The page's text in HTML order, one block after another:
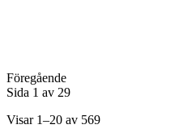
Föregående
Sida 1 av 29
Visar 1–20 av 569